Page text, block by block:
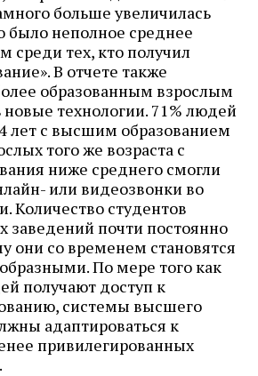
больше увеличилась
было неполное среднее
среди тех, кто получил
В отчете также
образованным взрослым
новые технологии. 71% людей
лет с высшим образованием
того же возраста с
ниже среднего смогли
или видеозвонки во
Количество студентов
заведений почти постоянно
они со временем становятся
По мере того как
получают доступ к
системы высшего
адаптироваться к
привилегированных